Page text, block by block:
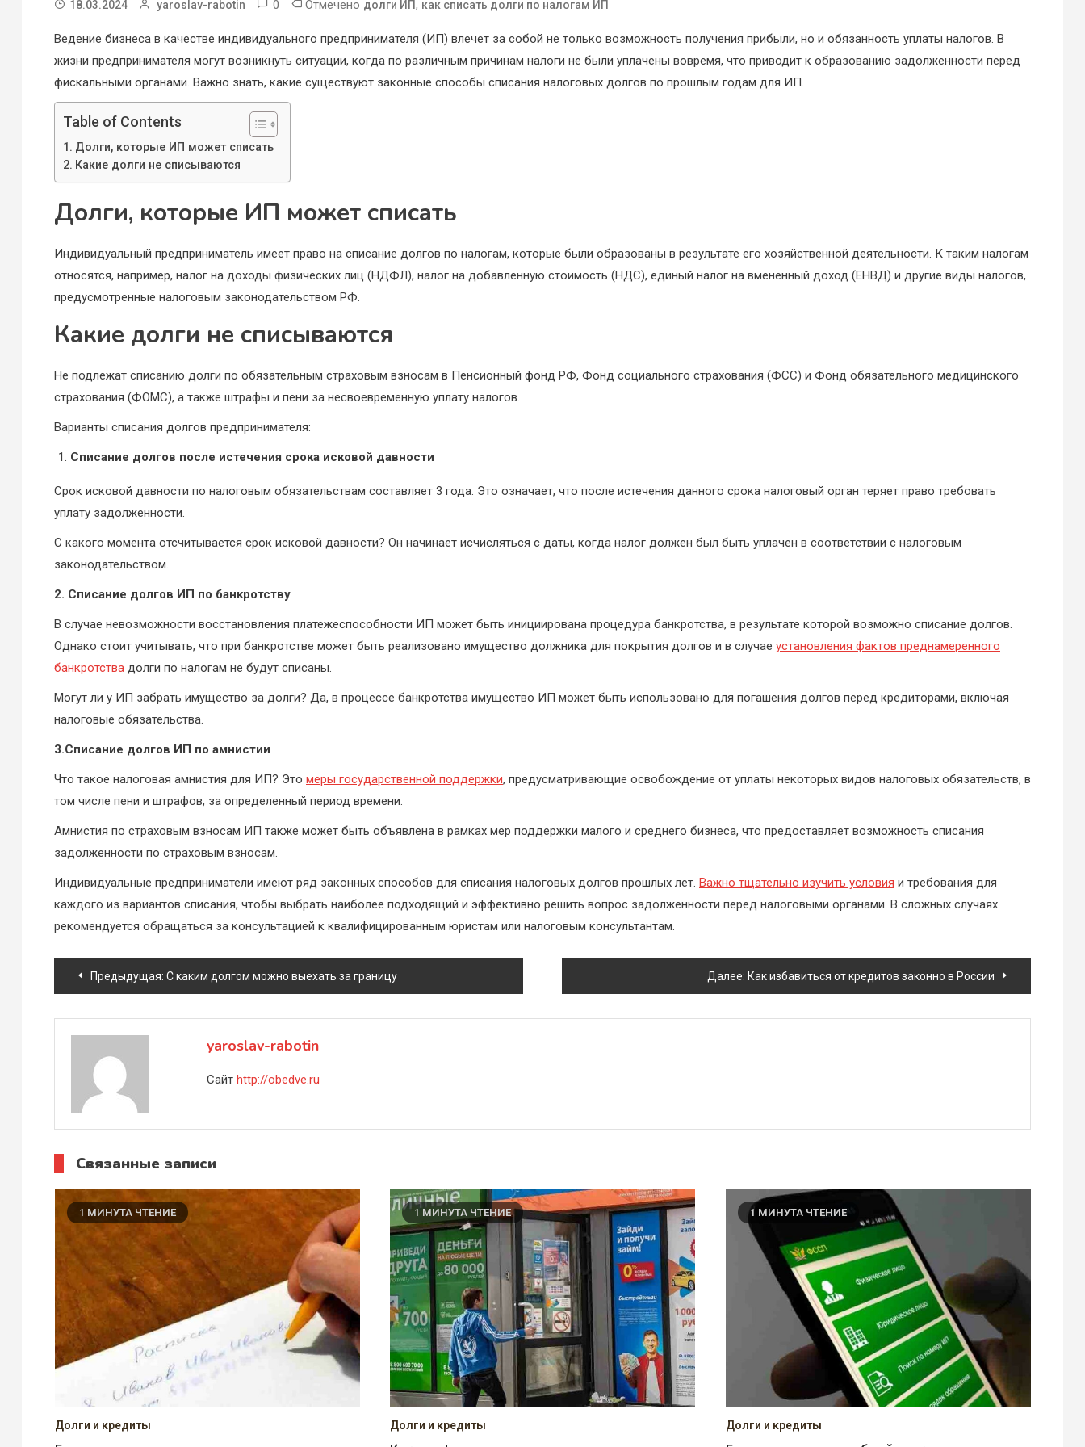
18.03.2024 yaroslav-rabotin 0 Отмечено долги ИП, как списать долги по налогам ИП
Ведение бизнеса в качестве индивидуального предпринимателя (ИП) влечет за собой не только возможность получения прибыли, но и обязанность уплаты налогов. В
жизни предпринимателя могут возникнуть ситуации, когда по различным причинам налоги не были уплачены вовремя, что приводит к образованию задолженности перед
фискальными органами. Важно знать, какие существуют законные способы списания налоговых долгов по прошлым годам для ИП.
Table of Contents
Долги, которые ИП может списать
Какие долги не списываются
Долги, которые ИП может списать
Индивидуальный предприниматель имеет право на списание долгов по налогам, которые были образованы в результате его хозяйственной деятельности. К таким налогам
относятся, например, налог на доходы физических лиц (НДФЛ), налог на добавленную стоимость (НДС), единый налог на вмененный доход (ЕНВД) и другие виды налогов,
предусмотренные налоговым законодательством РФ.
Какие долги не списываются
Не подлежат списанию долги по обязательным страховым взносам в Пенсионный фонд РФ, Фонд социального страхования (ФСС) и Фонд обязательного медицинского
страхования (ФОМС), а также штрафы и пени за несвоевременную уплату налогов.
Варианты списания долгов предпринимателя:
Списание долгов после истечения срока исковой давности
Срок исковой давности по налоговым обязательствам составляет 3 года. Это означает, что после истечения данного срока налоговый орган теряет право требовать
уплату задолженности.
С какого момента отсчитывается срок исковой давности? Он начинает исчисляться с даты, когда налог должен был быть уплачен в соответствии с налоговым
законодательством.
2. Списание долгов ИП по банкротству
В случае невозможности восстановления платежеспособности ИП может быть инициирована процедура банкротства, в результате которой возможно списание долгов.
Однако стоит учитывать, что при банкротстве может быть реализовано имущество должника для покрытия долгов и в случае установления фактов преднамеренного
банкротства долги по налогам не будут списаны.
Могут ли у ИП забрать имущество за долги? Да, в процессе банкротства имущество ИП может быть использовано для погашения долгов перед кредиторами, включая
налоговые обязательства.
3.Списание долгов ИП по амнистии
Что такое налоговая амнистия для ИП? Это меры государственной поддержки, предусматривающие освобождение от уплаты некоторых видов налоговых обязательств, в
том числе пени и штрафов, за определенный период времени.
Амнистия по страховым взносам ИП также может быть объявлена в рамках мер поддержки малого и среднего бизнеса, что предоставляет возможность списания
задолженности по страховым взносам.
Индивидуальные предприниматели имеют ряд законных способов для списания налоговых долгов прошлых лет. Важно тщательно изучить условия и требования для
каждого из вариантов списания, чтобы выбрать наиболее подходящий и эффективно решить вопрос задолженности перед налоговыми органами. В сложных случаях
рекомендуется обращаться за консультацией к квалифицированным юристам или налоговым консультантам.
Навигация
по
записям
Предыдущая: С каким долгом можно выехать за границу Далее: Как избавиться от кредитов законно в России
yaroslav-rabotin
Сайт http://obedve.ru
Связанные записи
1 МИНУТА ЧТЕНИЕ
Долги и кредиты
1 МИНУТА ЧТЕНИЕ
Долги и кредиты
1 МИНУТА ЧТЕНИЕ
Долги и кредиты